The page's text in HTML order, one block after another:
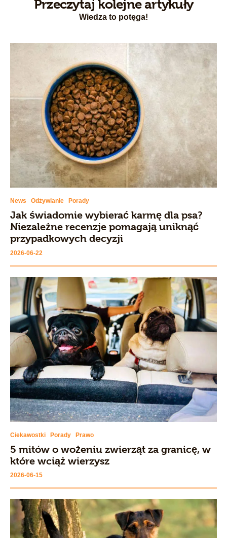
Przeczytaj kolejne artykuły
Wiedza to potęga!
News Odżywianie Porady
Jak świadomie wybierać karmę dla psa?
Niezależne recenzje pomagają uniknąć
przypadkowych decyzji
2026-06-22
Ciekawostki Porady Prawo
5 mitów o wożeniu zwierząt za granicę, w
które wciąż wierzysz
2026-06-15